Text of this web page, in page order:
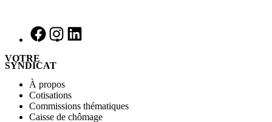
VOTRE
SYNDICAT
À propos
Cotisations
Commissions thématiques
Caisse de chômage